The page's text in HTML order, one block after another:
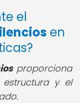
el
en
proporciona
y el